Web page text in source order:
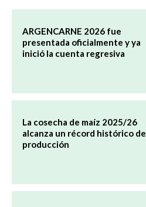
ARGENCARNE 2026 fue
presentada oficialmente y ya
inició la cuenta regresiva
La cosecha de maíz 2025/26
alcanza un récord histórico de
producción